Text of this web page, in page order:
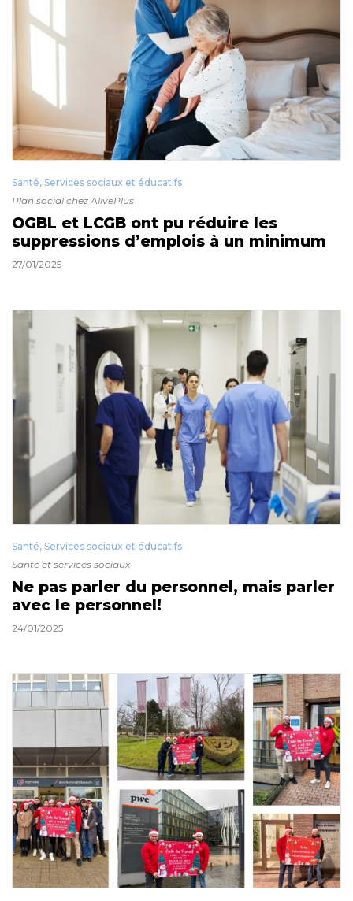
Santé, Services sociaux et éducatifs
Plan social chez AlivePlus
OGBL et LCGB ont pu réduire les
suppressions d’emplois à un minimum
27/01/2025
Santé, Services sociaux et éducatifs
Santé et services sociaux
Ne pas parler du personnel, mais parler
avec le personnel!
24/01/2025